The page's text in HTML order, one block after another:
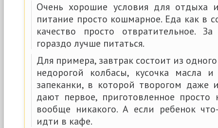
Очень хорошие условия для отдыха
питание просто кошмарное. Еда как в
качество просто отвратительное.
гораздо лучше питаться.
Для примера, завтрак состоит из
недорогой колбасы, кусочка масла и
запеканки, в которой творогом даже
дают первое, приготовленное
вообще никакого. А если ребенок
идти в кафе.